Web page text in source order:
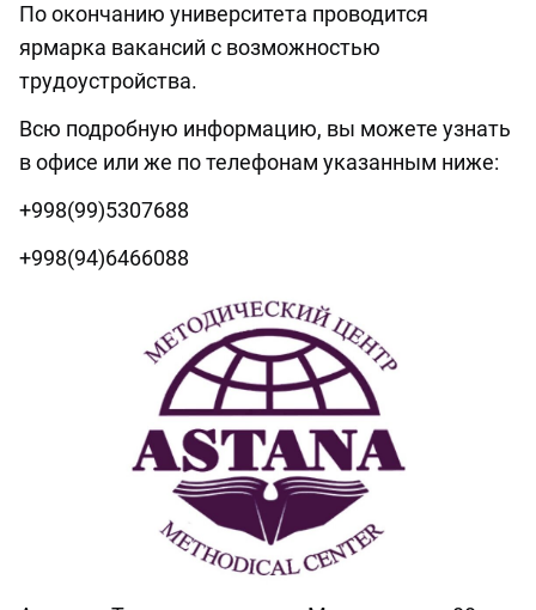
По окончанию университета проводится
ярмарка вакансий с возможностью
трудоустройства.
Всю подробную информацию, вы можете узнать
в офисе или же по телефонам указанным ниже:
+998(99)5307688
+998(94)6466088